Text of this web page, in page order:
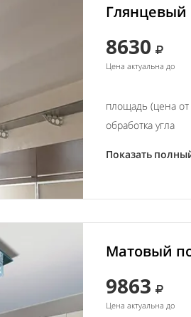
Глянцевый
8630
Цена актуальна до
площадь (цена
обработка угла
Показать
Матовый
9863
Цена актуальна до